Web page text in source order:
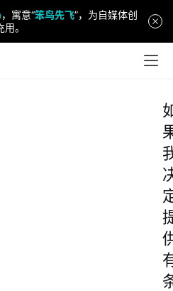
，寓意“笨鸟先飞”，为自媒体创
。